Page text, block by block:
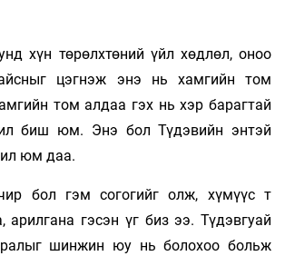
хүн төрөлхтөний үйл хөдлөл, оноо
цэгнэж энэ нь хамгийн том
том алдаа гэх нь хэр барагтай
биш юм. Энэ бол Түдэвийн энтэй
юм даа.
бол гэм согогийг олж, хүмүүс т
арилгана гэсэн үг биз ээ. Түдэвгуай
шинжин юу нь болохоо больж